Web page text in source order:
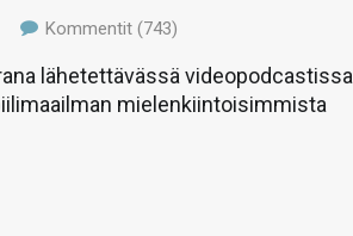
Kommentit (743)
lähetettävässä videopodcastissa
mielenkiintoisimmista